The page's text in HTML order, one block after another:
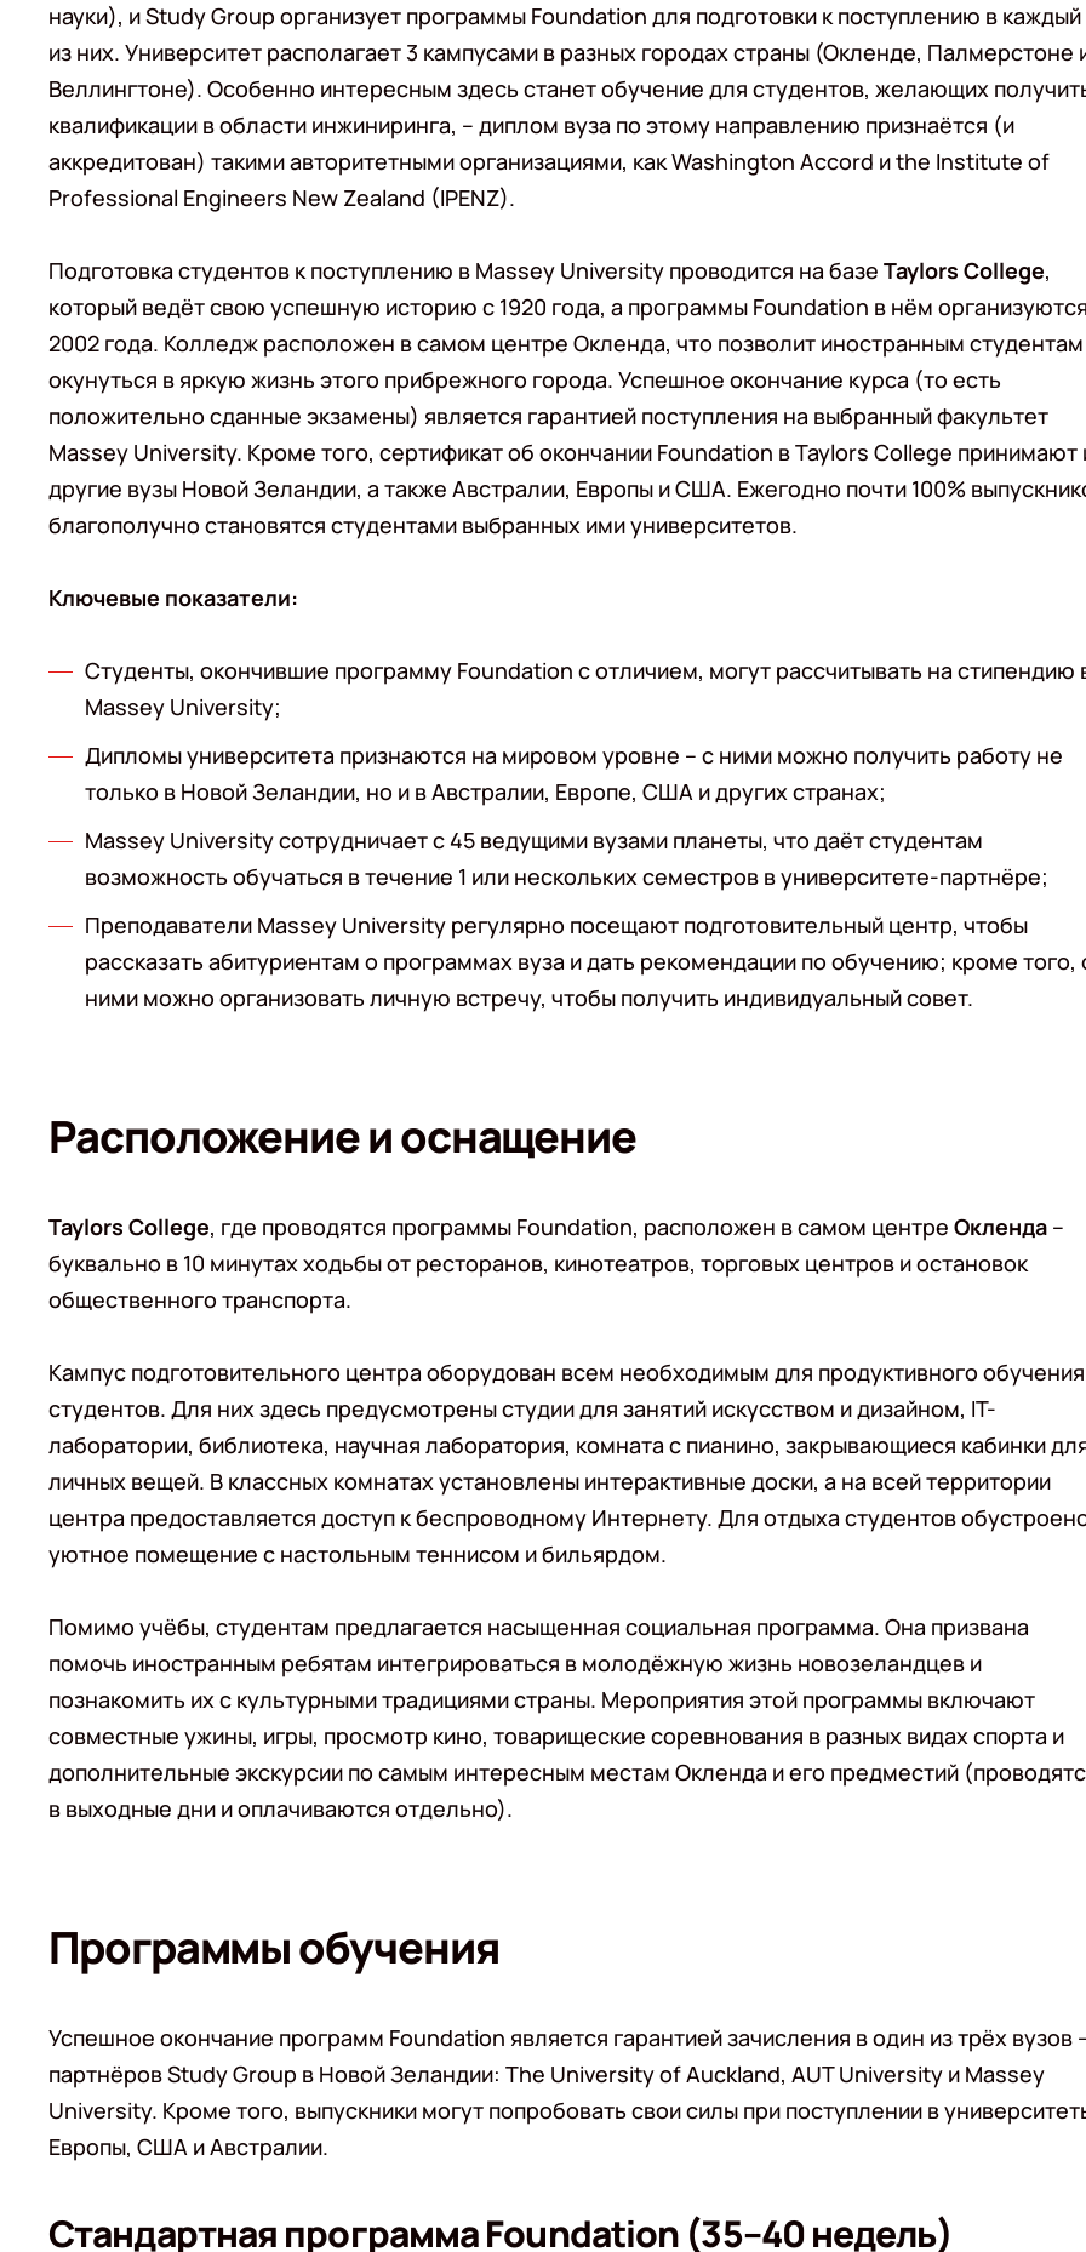
науки), и Study Group организует программы Foundation для подготовки к поступлению в каждый
из них. Университет располагает 3 кампусами в разных городах страны (Окленде, Палмерстоне
Веллингтоне). Особенно интересным здесь станет обучение для студентов, желающих
квалификации в области инжиниринга, – диплом вуза по этому направлению признаётся (и
аккредитован) такими авторитетными организациями, как Washington Accord и the Institute of
Professional Engineers New Zealand (IPENZ).
Подготовка студентов к поступлению в Massey University проводится на базе Taylors College,
который ведёт свою успешную историю с 1920 года, а программы Foundation в нём
2002 года. Колледж расположен в самом центре Окленда, что позволит иностранным студентам
окунуться в яркую жизнь этого прибрежного города. Успешное окончание курса (то есть
положительно сданные экзамены) является гарантией поступления на выбранный факультет
Massey University. Кроме того, сертификат об окончании Foundation в Taylors College принимают
другие вузы Новой Зеландии, а также Австралии, Европы и США. Ежегодно почти 100%
благополучно становятся студентами выбранных ими университетов.
Ключевые показатели:
Студенты, окончившие программу Foundation с отличием, могут рассчитывать на стипендию
Massey University;
Дипломы университета признаются на мировом уровне – с ними можно получить работу не
только в Новой Зеландии, но и в Австралии, Европе, США и других странах;
Massey University сотрудничает с 45 ведущими вузами планеты, что даёт студентам
возможность обучаться в течение 1 или нескольких семестров в университете-партнёре;
Преподаватели Massey University регулярно посещают подготовительный центр, чтобы
рассказать абитуриентам о программах вуза и дать рекомендации по обучению; кроме того,
ними можно организовать личную встречу, чтобы получить индивидуальный совет.
Расположение и оснащение
Taylors College, где проводятся программы Foundation, расположен в самом центре Окленда –
буквально в 10 минутах ходьбы от ресторанов, кинотеатров, торговых центров и остановок
общественного транспорта.
Кампус подготовительного центра оборудован всем необходимым для продуктивного обучения
студентов. Для них здесь предусмотрены студии для занятий искусством и дизайном, IT-
лаборатории, библиотека, научная лаборатория, комната с пианино, закрывающиеся кабинки
личных вещей. В классных комнатах установлены интерактивные доски, а на всей территории
центра предоставляется доступ к беспроводному Интернету. Для отдыха студентов
уютное помещение с настольным теннисом и бильярдом.
Помимо учёбы, студентам предлагается насыщенная социальная программа. Она призвана
помочь иностранным ребятам интегрироваться в молодёжную жизнь новозеландцев и
познакомить их с культурными традициями страны. Мероприятия этой программы включают
совместные ужины, игры, просмотр кино, товарищеские соревнования в разных видах спорта и
дополнительные экскурсии по самым интересным местам Окленда и его предместий
в выходные дни и оплачиваются отдельно).
Программы обучения
Успешное окончание программ Foundation является гарантией зачисления в один из трёх вузов
партнёров Study Group в Новой Зеландии: The University of Auckland, AUT University и Massey
University. Кроме того, выпускники могут попробовать свои силы при поступлении в
Европы, США и Австралии.
Стандартная программа Foundation (35–40 недель)